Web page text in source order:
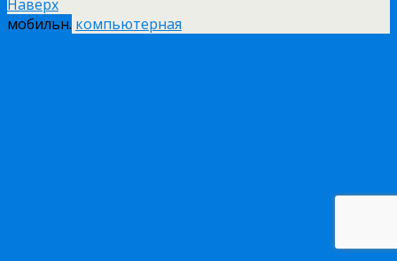
Наверх
мобильн. компьютерная